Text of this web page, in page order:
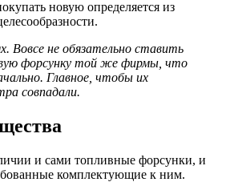
новую определяется из
Вовсе не обязательно ставить
форсунку той же фирмы, что
Главное, чтобы их
совпадали.
и сами топливные форсунки, и
комплектующие к ним.